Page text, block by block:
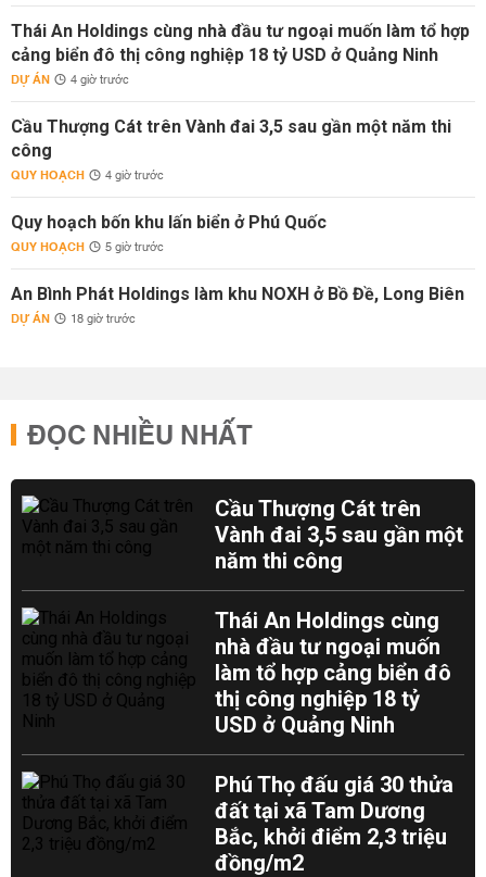
Thái An Holdings cùng nhà đầu tư ngoại muốn làm tổ hợp
cảng biển đô thị công nghiệp 18 tỷ USD ở Quảng Ninh
DỰ ÁN 4 giờ trước
Cầu Thượng Cát trên Vành đai 3,5 sau gần một năm thi
công
QUY HOẠCH 4 giờ trước
Quy hoạch bốn khu lấn biển ở Phú Quốc
QUY HOẠCH 5 giờ trước
An Bình Phát Holdings làm khu NOXH ở Bồ Đề, Long Biên
DỰ ÁN 18 giờ trước
ĐỌC NHIỀU NHẤT
Cầu Thượng Cát trên
Vành đai 3,5 sau gần một
năm thi công
Thái An Holdings cùng
nhà đầu tư ngoại muốn
làm tổ hợp cảng biển đô
thị công nghiệp 18 tỷ
USD ở Quảng Ninh
Phú Thọ đấu giá 30 thửa
đất tại xã Tam Dương
Bắc, khởi điểm 2,3 triệu
đồng/m2